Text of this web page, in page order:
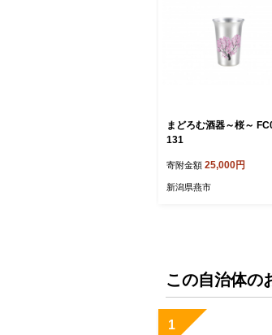
まどろむ酒器～桜～
131
寄附金額 25,000円
新潟県燕市
この自治体の
1